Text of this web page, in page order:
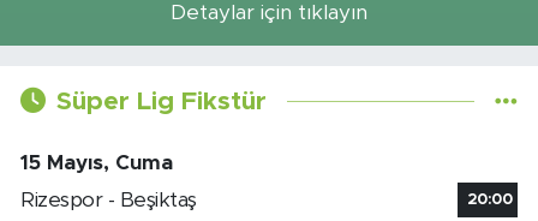
Detaylar için tıklayın
Süper Lig Fikstür
15 Mayıs, Cuma
Rizespor - Beşiktaş
20:00